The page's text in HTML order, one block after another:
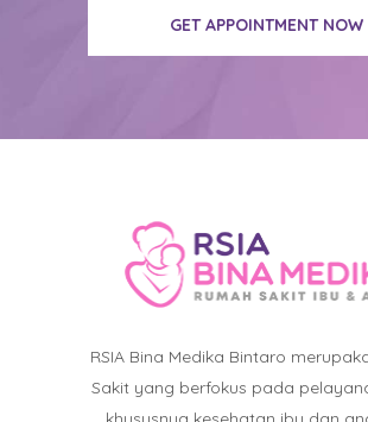
GET APPOINTMENT NOW
RSIA Bina Medika Bintaro
Sakit yang berfokus pada